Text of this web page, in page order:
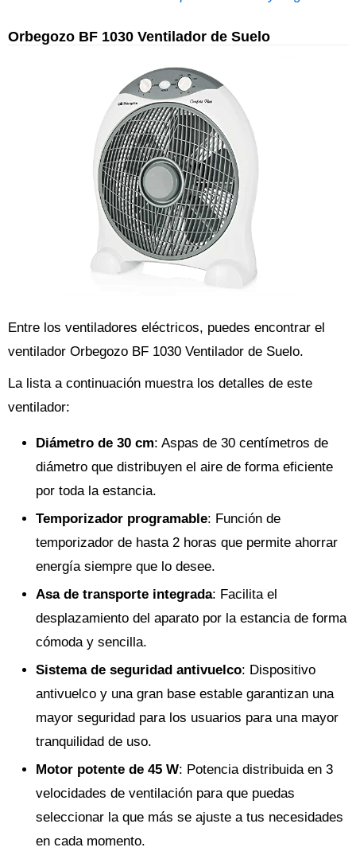
Orbegozo BF 1030 Ventilador de Suelo
Entre los ventiladores eléctricos, puedes encontrar el
ventilador Orbegozo BF 1030 Ventilador de Suelo.
La lista a continuación muestra los detalles de este
ventilador:
Diámetro de 30 cm: Aspas de 30 centímetros de
diámetro que distribuyen el aire de forma eficiente
por toda la estancia.
Temporizador programable: Función de
temporizador de hasta 2 horas que permite ahorrar
energía siempre que lo desee.
Asa de transporte integrada: Facilita el
desplazamiento del aparato por la estancia de forma
cómoda y sencilla.
Sistema de seguridad antivuelco: Dispositivo
antivuelco y una gran base estable garantizan una
mayor seguridad para los usuarios para una mayor
tranquilidad de uso.
Motor potente de 45 W: Potencia distribuida en 3
velocidades de ventilación para que puedas
seleccionar la que más se ajuste a tus necesidades
en cada momento.